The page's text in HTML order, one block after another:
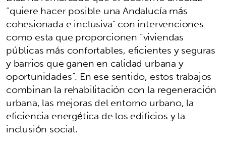
“quiere hacer posible una Andalucía más
cohesionada e inclusiva” con intervenciones
como esta que proporcionen “viviendas
públicas más confortables, eficientes y seguras
y barrios que ganen en calidad urbana y
oportunidades”. En ese sentido, estos trabajos
combinan la rehabilitación con la regeneración
urbana, las mejoras del entorno urbano, la
eficiencia energética de los edificios y la
inclusión social.